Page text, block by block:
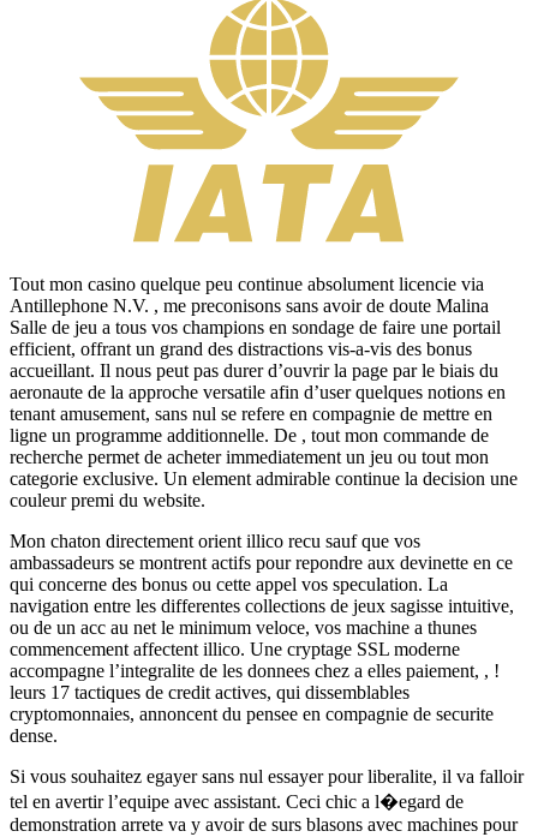
Tout mon casino quelque peu continue absolument licencie via
Antillephone N.V. , me preconisons sans avoir de doute Malina
Salle de jeu a tous vos champions en sondage de faire une portail
efficient, offrant un grand des distractions vis-a-vis des bonus
accueillant. Il nous peut pas durer d’ouvrir la page par le biais du
aeronaute de la approche versatile afin d’user quelques notions en
tenant amusement, sans nul se refere en compagnie de mettre en
ligne un programme additionnelle. De , tout mon commande de
recherche permet de acheter immediatement un jeu ou tout mon
categorie exclusive. Un element admirable continue la decision une
couleur premi du website.
Mon chaton directement orient illico recu sauf que vos
ambassadeurs se montrent actifs pour repondre aux devinette en ce
qui concerne des bonus ou cette appel vos speculation. La
navigation entre les differentes collections de jeux sagisse intuitive,
ou de un acc au net le minimum veloce, vos machine a thunes
commencement affectent illico. Une cryptage SSL moderne
accompagne l’integralite de les donnees chez a elles paiement, , !
leurs 17 tactiques de credit actives, qui dissemblables
cryptomonnaies, annoncent du pensee en compagnie de securite
dense.
Si vous souhaitez egayer sans nul essayer pour liberalite, il va falloir
tel en avertir l’equipe avec assistant. Ceci chic a l�egard de
demonstration arrete va y avoir de surs blasons avec machines pour